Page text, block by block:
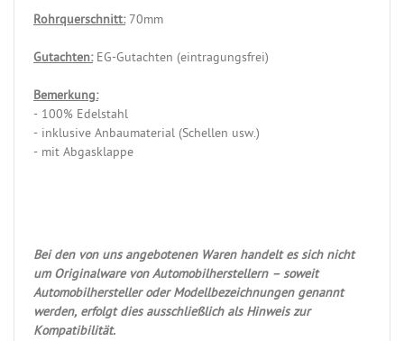
Rohrquerschnitt:70mm
Gutachten:EG-Gutachten (eintragungsfrei)
Bemerkung:
- 100% Edelstahl
- inklusive Anbaumaterial (Schellen usw.)
- mit Abgasklappe
Bei den von uns angebotenen Waren handelt es sich nicht
um Originalware von Automobilherstellern – soweit
Automobilhersteller oder Modellbezeichnungen genannt
werden, erfolgt dies ausschließlich als Hinweis zur
Kompatibilität.